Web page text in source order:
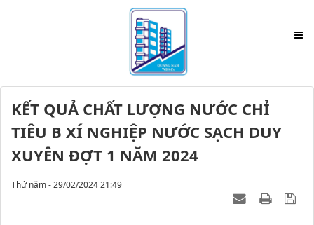
KẾT QUẢ CHẤT LƯỢNG NƯỚC CHỈ
TIÊU B XÍ NGHIỆP NƯỚC SẠCH DUY
XUYÊN ĐỢT 1 NĂM 2024
Thứ năm - 29/02/2024 21:49